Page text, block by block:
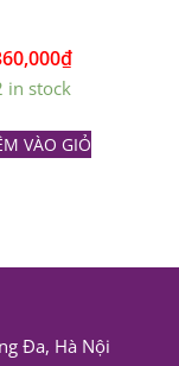
₫
in stock
VÀO GIỎ
Đa, Hà Nội